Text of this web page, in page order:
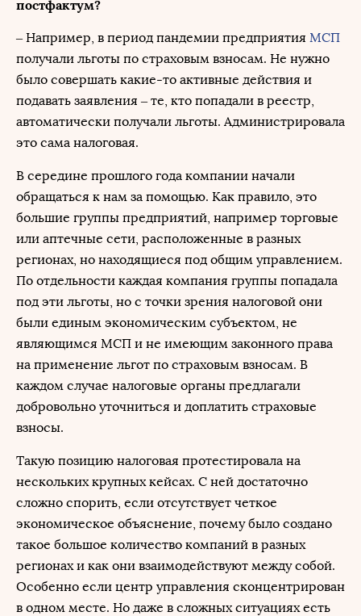
постфактум?
– Например, в период пандемии предприятия МСП
получали льготы по страховым взносам. Не нужно
было совершать какие-то активные действия и
подавать заявления – те, кто попадали в реестр,
автоматически получали льготы. Администрировала
это сама налоговая.
В середине прошлого года компании начали
обращаться к нам за помощью. Как правило, это
большие группы предприятий, например торговые
или аптечные сети, расположенные в разных
регионах, но находящиеся под общим управлением.
По отдельности каждая компания группы попадала
под эти льготы, но с точки зрения налоговой они
были единым экономическим субъектом, не
являющимся МСП и не имеющим законного права
на применение льгот по страховым взносам. В
каждом случае налоговые органы предлагали
добровольно уточниться и доплатить страховые
взносы.
Такую позицию налоговая протестировала на
нескольких крупных кейсах. С ней достаточно
сложно спорить, если отсутствует четкое
экономическое объяснение, почему было создано
такое большое количество компаний в разных
регионах и как они взаимодействуют между собой.
Особенно если центр управления сконцентрирован
в одном месте. Но даже в сложных ситуациях есть